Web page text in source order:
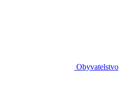
Obyvatelstvo